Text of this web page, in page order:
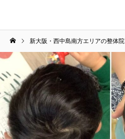
当院の料金について
新大阪・西中島南方エリアの整体院